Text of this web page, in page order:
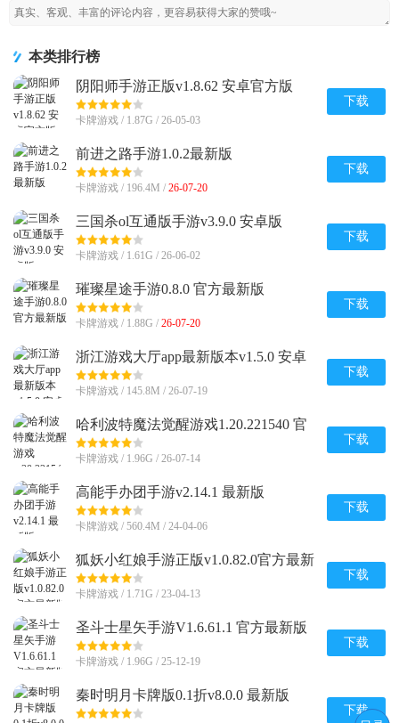
本类排行榜
阴阳师手游正版v1.8.62 安卓官方版
卡牌游戏 / 1.87G / 26-05-03
下载
前进之路手游1.0.2最新版
卡牌游戏 / 196.4M / 26-07-20
下载
三国杀ol互通版手游v3.9.0 安卓版
卡牌游戏 / 1.61G / 26-06-02
下载
璀璨星途手游0.8.0 官方最新版
卡牌游戏 / 1.88G / 26-07-20
下载
浙江游戏大厅app最新版本v1.5.0 安卓
版
卡牌游戏 / 145.8M / 26-07-19
下载
哈利波特魔法觉醒游戏1.20.221540 官
方版
卡牌游戏 / 1.96G / 26-07-14
下载
高能手办团手游v2.14.1 最新版
卡牌游戏 / 560.4M / 24-04-06
下载
狐妖小红娘手游正版v1.0.82.0官方最新
版
卡牌游戏 / 1.71G / 23-04-13
下载
圣斗士星矢手游V1.6.61.1 官方最新版
卡牌游戏 / 1.96G / 25-12-19
下载
秦时明月卡牌版0.1折v8.0.0 最新版
下载